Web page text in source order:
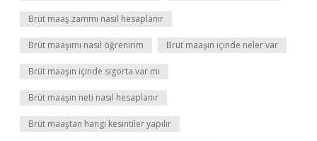
Brüt maaş zammı nasıl hesaplanır
Brüt maaşımı nasıl öğrenirim Brüt maaşın içinde neler var
Brüt maaşın içinde sigorta var mı
Brüt maaşın neti nasıl hesaplanır
Brüt maaştan hangi kesintiler yapılır